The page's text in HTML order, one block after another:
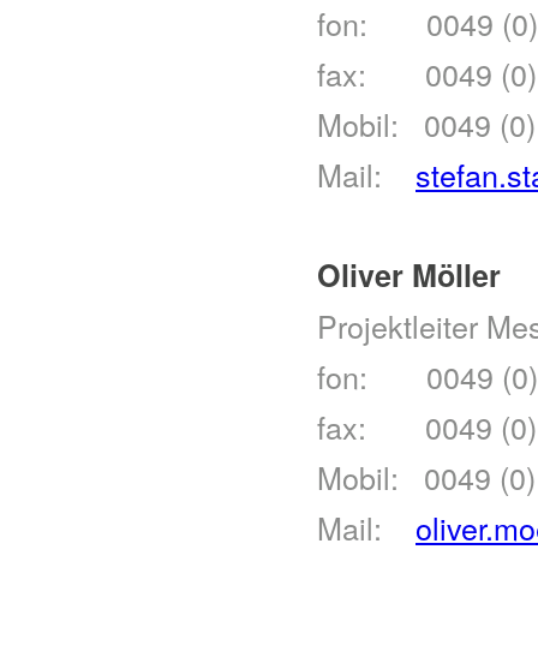
fon: 0049
fax: 0049
Mobil: 0049
Mail:
Oliver Möller
Projektleiter
fon: 0049
fax: 0049
Mobil: 0049
Mail: